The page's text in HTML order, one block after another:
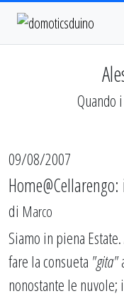
Quando
09/08/2007
di Marco
Siamo in piena
fare la consueta "gita"
nonostante le